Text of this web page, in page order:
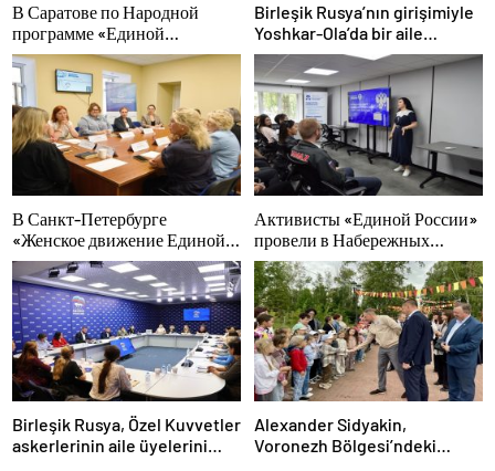
В Саратове по Народной
программе «Единой
России»-2021 открылся
адаптивный спортзал «Новая
высота»
Birleşik Rusya’nın girişimiyle
Yoshkar-Ola’da bir aile
festivali düzenlendi
В Санкт-Петербурге
«Женское движение Единой
России» сформировало
предложения по развитию
городских программ
поддержки женщин
Активисты «Единой России»
провели в Набережных
Челнах просветительские
мероприятия для молодых
специалистов КАМАЗа
Birleşik Rusya, Özel Kuvvetler
askerlerinin aile üyelerini
Alexander Sidyakin,
Voronezh Bölgesi’ndeki